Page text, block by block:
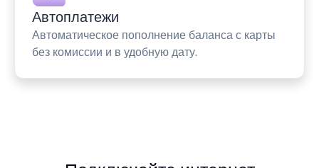
Автоплатежи
Автоматическое пополнение баланса с карты
без комиссии и в удобную дату.